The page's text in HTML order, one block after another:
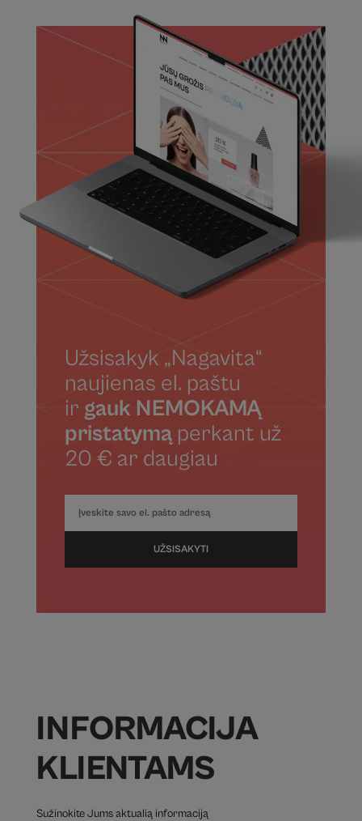
Užsisakyk „Nagavita“
naujienas el. paštu
ir gauk NEMOKAMĄ
pristatymąperkant už
20 € ar daugiau
UŽSISAKYTI
INFORMACIJA
KLIENTAMS
Sužinokite Jums aktualią informaciją